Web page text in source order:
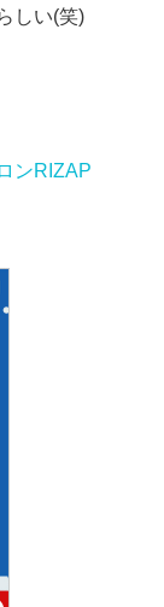
しい(笑)
ンRIZAP